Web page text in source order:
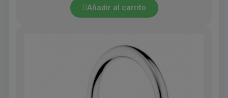
Añadir al carrito